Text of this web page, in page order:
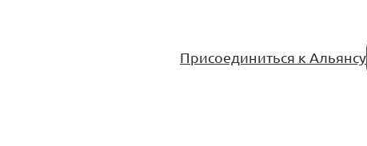
Присоединиться к Альянсу